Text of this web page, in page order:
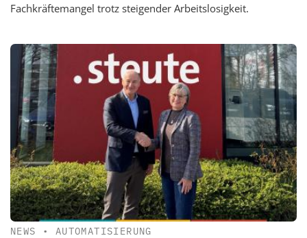
Fachkräftemangel trotz steigender Arbeitslosigkeit.
NEWS • AUTOMATISIERUNG